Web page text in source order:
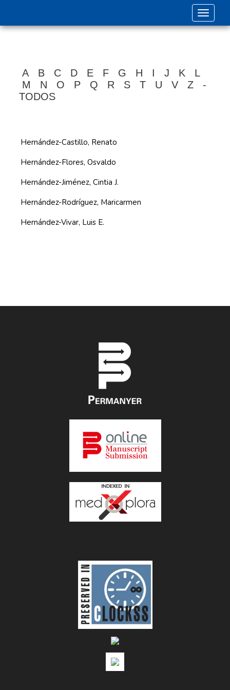
Toggle
A B C D E F G H I J K
L
M
N O P Q R S T U V Z
-
TODOS
Hernández-Castillo, Renato
Hernández-Flores, Osvaldo
Hernández-Jiménez, Cintia J.
Hernández-Rodríguez, Maricarmen
Hernández-Vivar, Luis E.